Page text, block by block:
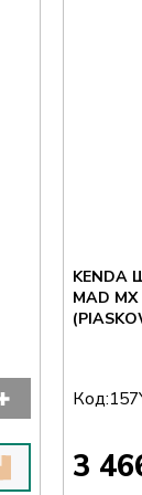
KENDA
MAD
Код:
3